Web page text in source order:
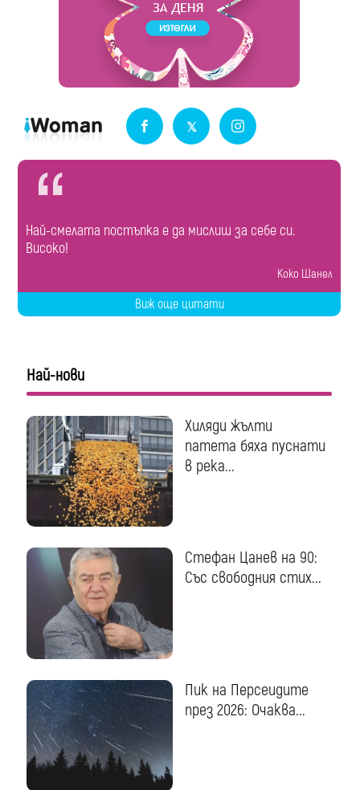
Най-смелата постъпка е да мислиш за себе си.
Високо!
Коко Шанел
Виж още цитати
Най-нови
Хиляди жълти
патета бяха пуснати
в река...
Стефан Цанев на 90:
Със свободния стих...
Пик на Персеидите
през 2026: Очаква...